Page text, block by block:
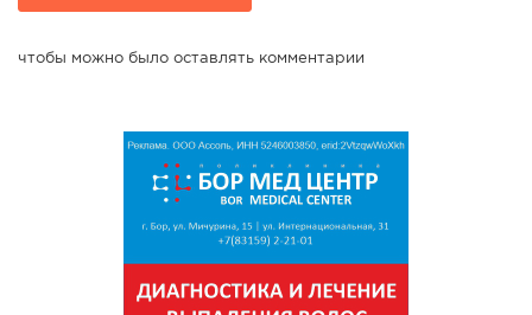
чтобы можно было оставлять комментарии